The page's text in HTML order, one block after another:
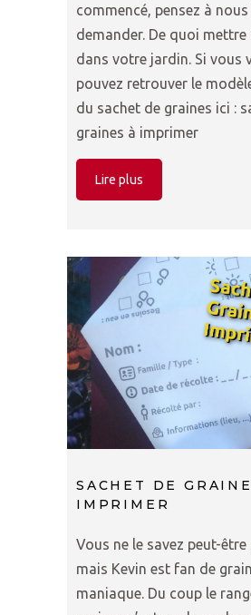
commencé, pensez à nous
demander. De quoi
dans votre jardin. Si vous
pouvez retrouver le
du sachet de graines ici :
graines à imprimer
Lire plus
SACHET DE
IMPRIMER
Vous ne le savez peut-être
mais Kevin est fan de
maniaque. Du coup le